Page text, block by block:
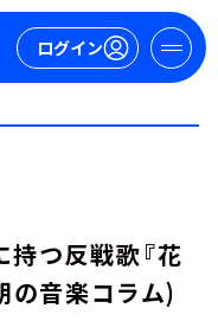
ログイン
つ反戦歌『花
の音楽コラム)